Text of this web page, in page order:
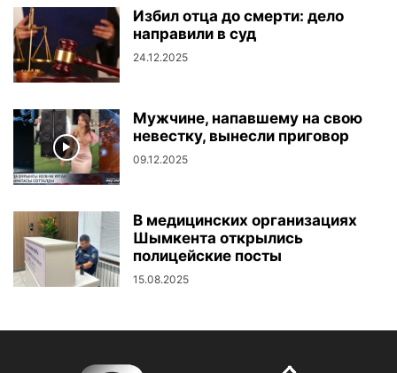
Избил отца до смерти: дело
направили в суд
24.12.2025
Мужчине, напавшему на свою
невестку, вынесли приговор
09.12.2025
В медицинских организациях
Шымкента открылись
полицейские посты
15.08.2025